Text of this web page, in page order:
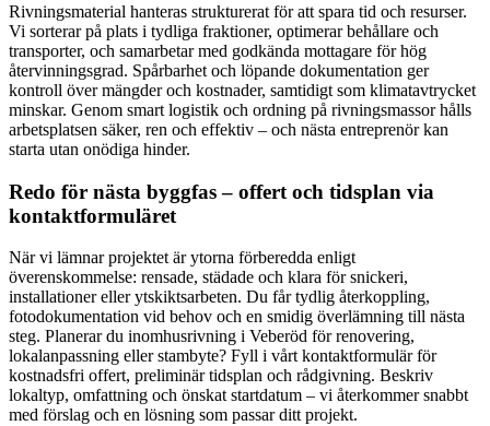
Rivningsmaterial hanteras strukturerat för att spara tid och resurser.
Vi sorterar på plats i tydliga fraktioner, optimerar behållare och
transporter, och samarbetar med godkända mottagare för hög
återvinningsgrad. Spårbarhet och löpande dokumentation ger
kontroll över mängder och kostnader, samtidigt som klimatavtrycket
minskar. Genom smart logistik och ordning på rivningsmassor hålls
arbetsplatsen säker, ren och effektiv – och nästa entreprenör kan
starta utan onödiga hinder.
Redo för nästa byggfas – offert och tidsplan via
kontaktformuläret
När vi lämnar projektet är ytorna förberedda enligt
överenskommelse: rensade, städade och klara för snickeri,
installationer eller ytskiktsarbeten. Du får tydlig återkoppling,
fotodokumentation vid behov och en smidig överlämning till nästa
steg. Planerar du inomhusrivning i Veberöd för renovering,
lokalanpassning eller stambyte? Fyll i vårt kontaktformulär för
kostnadsfri offert, preliminär tidsplan och rådgivning. Beskriv
lokaltyp, omfattning och önskat startdatum – vi återkommer snabbt
med förslag och en lösning som passar ditt projekt.